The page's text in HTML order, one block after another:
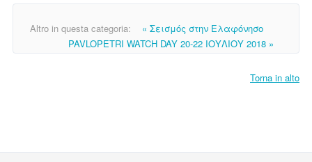
Altro in questa categoria:
« Σεισμός στην Ελαφόνησο
PAVLOPETRI WATCH DAY 20-22 ΙΟΥΛΙΟΥ 2018 »
Torna in alto